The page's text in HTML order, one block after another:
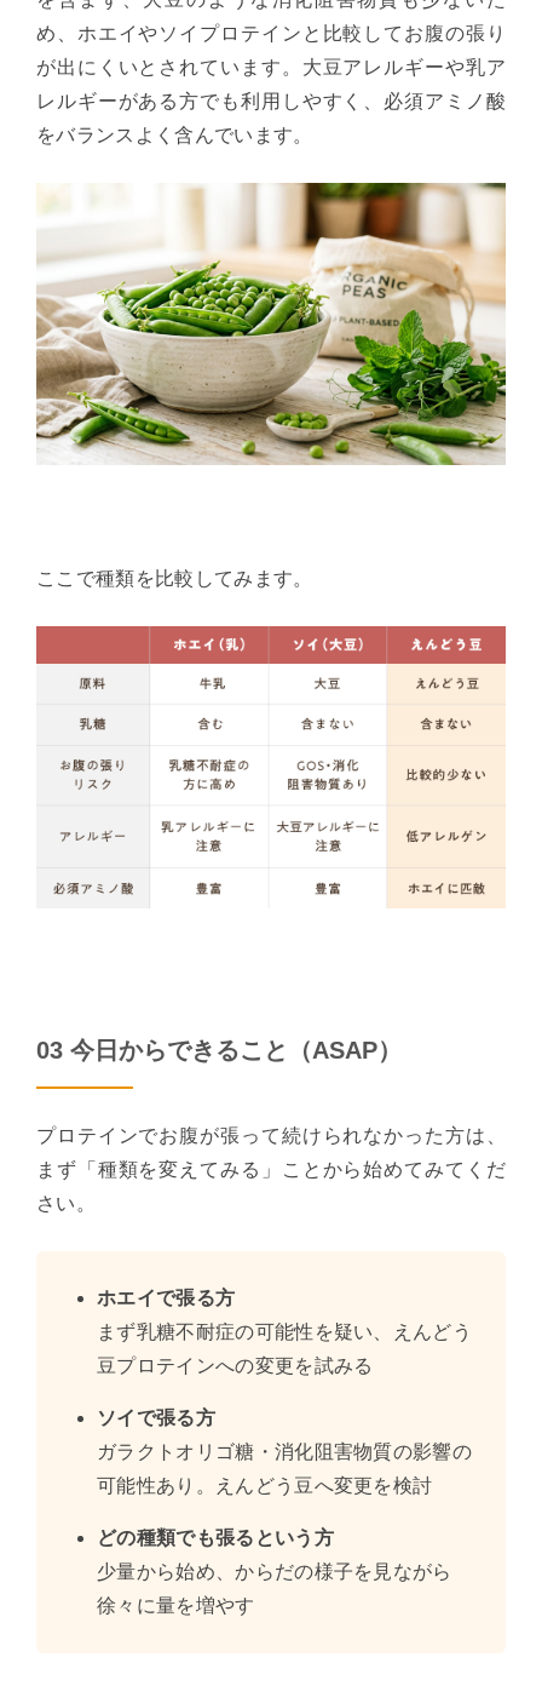
め、ホエイやソイプロテインと比較してお腹の張り
が出にくいとされています。大豆アレルギーや乳ア
レルギーがある方でも利用しやすく、必須アミノ酸
をバランスよく含んでいます。
ここで種類を比較してみます。
03 今日からできること（ASAP）
プロテインでお腹が張って続けられなかった方は、
まず「種類を変えてみる」ことから始めてみてくだ
さい。
ホエイで張る方
まず乳糖不耐症の可能性を疑い、えんどう
豆プロテインへの変更を試みる
ソイで張る方
ガラクトオリゴ糖・消化阻害物質の影響の
可能性あり。えんどう豆へ変更を検討
どの種類でも張るという方
少量から始め、からだの様子を見ながら
徐々に量を増やす